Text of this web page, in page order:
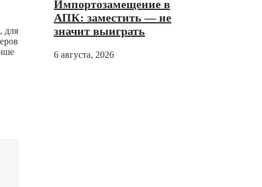
для
Импортозамещение в
АПК: заместить — не
значит выиграть
6 августа, 2026